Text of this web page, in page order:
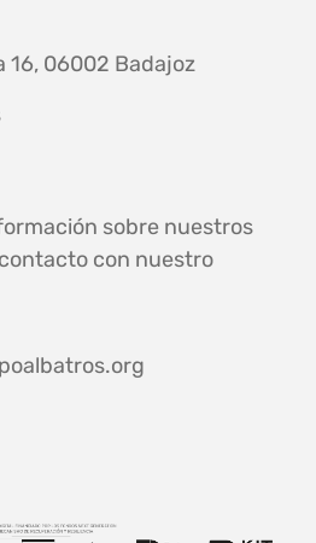
16, 06002 Badajoz
sobre nuestros
con nuestro